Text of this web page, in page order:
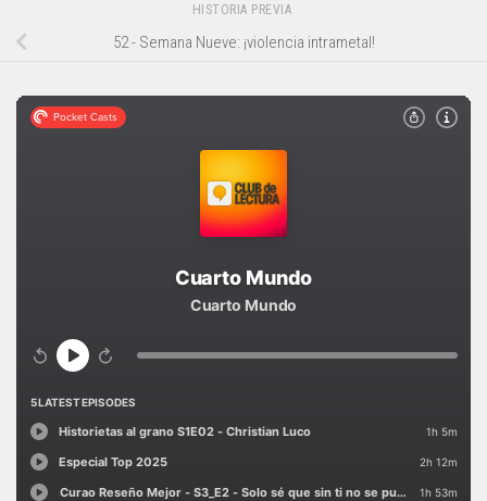
HISTORIA PREVIA
52 - Semana Nueve: ¡violencia intrametal!